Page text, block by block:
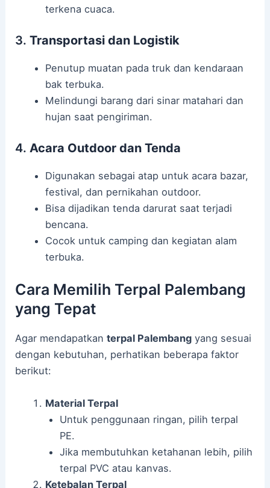
terkena cuaca.
3.Transportasi dan Logistik
Penutup muatan pada truk dan kendaraan
bak terbuka.
Melindungi barang dari sinar matahari dan
hujan saat pengiriman.
4. Acara Outdoor dan Tenda
Digunakan sebagai atap untuk acara bazar,
festival, dan pernikahan outdoor.
Bisa dijadikan tenda darurat saat terjadi
bencana.
Cocok untuk camping dan kegiatan alam
terbuka.
Cara Memilih Terpal Palembang
yang Tepat
Agar mendapatkanterpal Palembang yang sesuai
dengan kebutuhan, perhatikan beberapa faktor
berikut:
Material Terpal
Untuk penggunaan ringan, pilih terpal
PE.
Jika membutuhkan ketahanan lebih, pilih
terpal PVC atau kanvas.
Ketebalan Terpal